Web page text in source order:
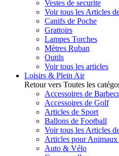
Vestes de securite
Voir tous les Articles
Canifs de Poche
Grattoirs
Lampes Torches
Mètres Ruban
Outils
Voir tous les articles
Loisirs & Plein Air
Retour vers Toutes les
Accessoires de
Accessoires de Golf
Articles de Sport
Ballons de Football
Voir tous les Articles
Articles pour Animaux
Auto & Vélo